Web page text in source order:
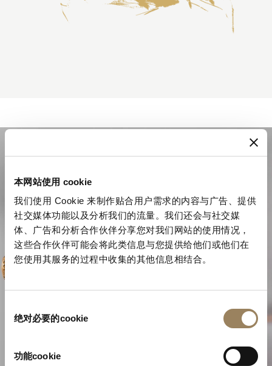
本网站使用 cookie
我们使用 Cookie 来制作贴合用户需求的内容与广告、提供
社交媒体功能以及分析我们的流量。我们还会与社交媒
体、广告和分析合作伙伴分享您对我们网站的使用情况，
这些合作伙伴可能会将此类信息与您提供给他们或他们在
您使用其服务的过程中收集的其他信息相结合。
绝对必要的cookie
功能cookie
宝玑的复杂制表技艺